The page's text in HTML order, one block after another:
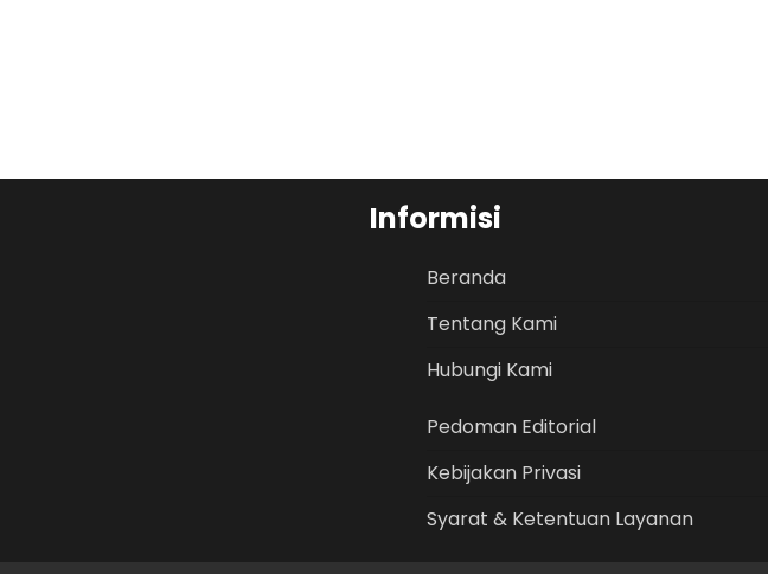
Informisi
Beranda
Tentang Kami
Hubungi Kami
Pedoman Editorial
Kebijakan Privasi
Syarat & Ketentuan Layanan